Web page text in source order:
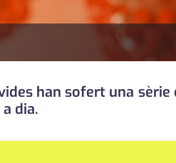
han sofert una sèrie
dia.